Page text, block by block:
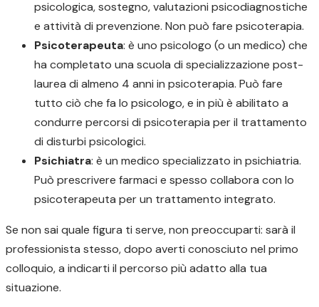
psicologica, sostegno, valutazioni psicodiagnostiche
e attività di prevenzione. Non può fare psicoterapia.
Psicoterapeuta: è uno psicologo (o un medico) che
ha completato una scuola di specializzazione post-
laurea di almeno 4 anni in psicoterapia. Può fare
tutto ciò che fa lo psicologo, e in più è abilitato a
condurre percorsi di psicoterapia per il trattamento
di disturbi psicologici.
Psichiatra: è un medico specializzato in psichiatria.
Può prescrivere farmaci e spesso collabora con lo
psicoterapeuta per un trattamento integrato.
Se non sai quale figura ti serve, non preoccuparti: sarà il
professionista stesso, dopo averti conosciuto nel primo
colloquio, a indicarti il percorso più adatto alla tua
situazione.